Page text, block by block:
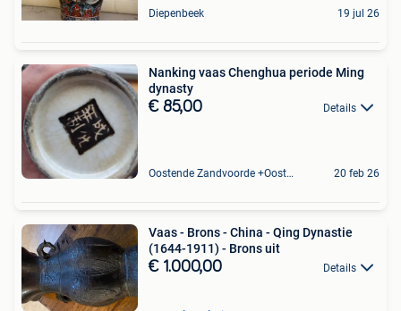
Diepenbeek 19 jul 26
Nanking vaas Chenghua periode Ming
dynasty
€ 85,00 Details
Oostende Zandvoorde +Oostende 20 feb 26
Vaas - Brons - China - Qing Dynastie
(1644-1911) - Brons uit
€ 1.000,00 Details